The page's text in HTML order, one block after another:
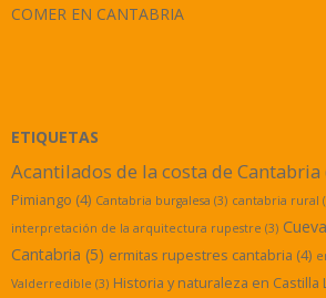
COMER EN CANTABRIA
ETIQUETAS
Acantilados de la costa de Cantabria
Pimiango (4) Cantabria burgalesa (3) cantabria rural
interpretación de la arquitectura rupestre (3)
Cantabria (5) ermitas rupestres cantabria (4)
Valderredible (3) Historia y naturaleza en Castilla